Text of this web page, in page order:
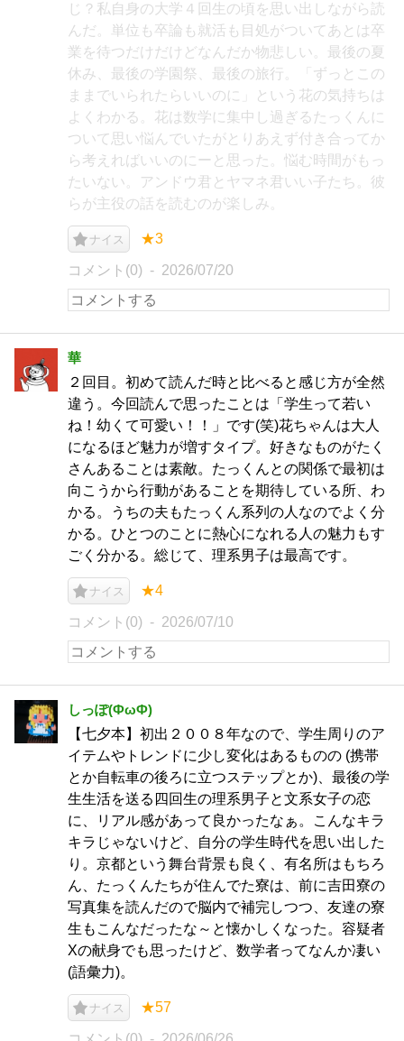
じ？私自身の大学４回生の頃を思い出しながら読
んだ。単位も卒論も就活も目処がついてあとは卒
業を待つだけだけどなんだか物悲しい。最後の夏
休み、最後の学園祭、最後の旅行。「ずっとこの
ままでいられたらいいのに」という花の気持ちは
よくわかる。花は数学に集中し過ぎるたっくんに
ついて思い悩んでいたがとりあえず付き合ってか
ら考えればいいのにーと思った。悩む時間がもっ
たいない。アンドウ君とヤマネ君いい子たち。彼
らが主役の話を読むのが楽しみ。
ナイス ★3
コメント(0) 2026/07/20
華
２回目。初めて読んだ時と比べると感じ方が全然
違う。今回読んで思ったことは「学生って若い
ね！幼くて可愛い！！」です(笑)花ちゃんは大人
になるほど魅力が増すタイプ。好きなものがたく
さんあることは素敵。たっくんとの関係で最初は
向こうから行動があることを期待している所、わ
かる。うちの夫もたっくん系列の人なのでよく分
かる。ひとつのことに熱心になれる人の魅力もす
ごく分かる。総じて、理系男子は最高です。
ナイス ★4
コメント(0) 2026/07/10
しっぽ(ФωФ)
【七夕本】初出２００８年なので、学生周りのア
イテムやトレンドに少し変化はあるものの (携帯
とか自転車の後ろに立つステップとか)、最後の学
生生活を送る四回生の理系男子と文系女子の恋
に、リアル感があって良かったなぁ。こんなキラ
キラじゃないけど、自分の学生時代を思い出した
り。京都という舞台背景も良く、有名所はもちろ
ん、たっくんたちが住んでた寮は、前に吉田寮の
写真集を読んだので脳内で補完しつつ、友達の寮
生もこんなだったな～と懐かしくなった。容疑者
Xの献身でも思ったけど、数学者ってなんか凄い
(語彙力)。
ナイス ★57